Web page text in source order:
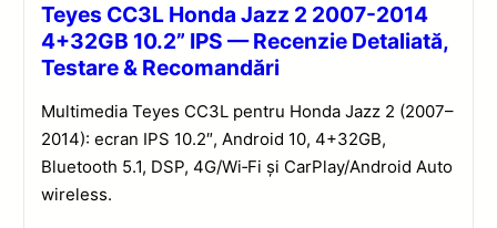
Teyes CC3L Honda Jazz 2 2007-2014
4+32GB 10.2” IPS — Recenzie Detaliată,
Testare & Recomandări
Multimedia Teyes CC3L pentru Honda Jazz 2 (2007–
2014): ecran IPS 10.2″, Android 10, 4+32GB,
Bluetooth 5.1, DSP, 4G/Wi‑Fi și CarPlay/Android Auto
wireless.